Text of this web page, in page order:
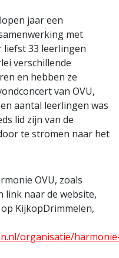
jaar een
met
liefst 33 leerlingen
verschillende
en hebben ze
van OVU,
aantal leerlingen was
lid zijn van de
te stromen naar het
OVU, zoals
link naar de website,
KijkopDrimmelen,
organisatie/